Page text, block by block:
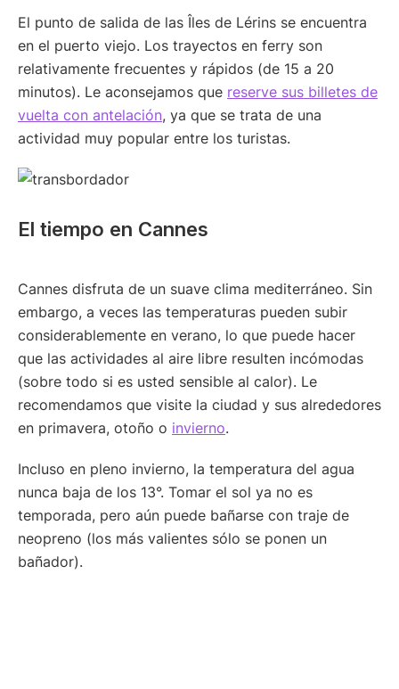
El punto de salida de las Îles de Lérins se encuentra
en el puerto viejo. Los trayectos en ferry son
relativamente frecuentes y rápidos (de 15 a 20
minutos). Le aconsejamos que reserve sus billetes de
vuelta con antelación, ya que se trata de una
actividad muy popular entre los turistas.
El tiempo en Cannes
Cannes disfruta de un suave clima mediterráneo. Sin
embargo, a veces las temperaturas pueden subir
considerablemente en verano, lo que puede hacer
que las actividades al aire libre resulten incómodas
(sobre todo si es usted sensible al calor). Le
recomendamos que visite la ciudad y sus alrededores
en primavera, otoño o invierno.
Incluso en pleno invierno, la temperatura del agua
nunca baja de los 13°. Tomar el sol ya no es
temporada, pero aún puede bañarse con traje de
neopreno (los más valientes sólo se ponen un
bañador).